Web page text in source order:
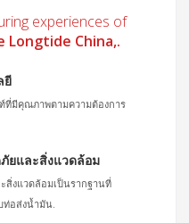
experiences of
Longtide China,.
ยี
ที่มีคุณภาพตามความต้องการ
ยและสิ่งแวดล้อม
สิ่งแวดล้อมเป็นรากฐานที่
อส่งน้ำมัน.